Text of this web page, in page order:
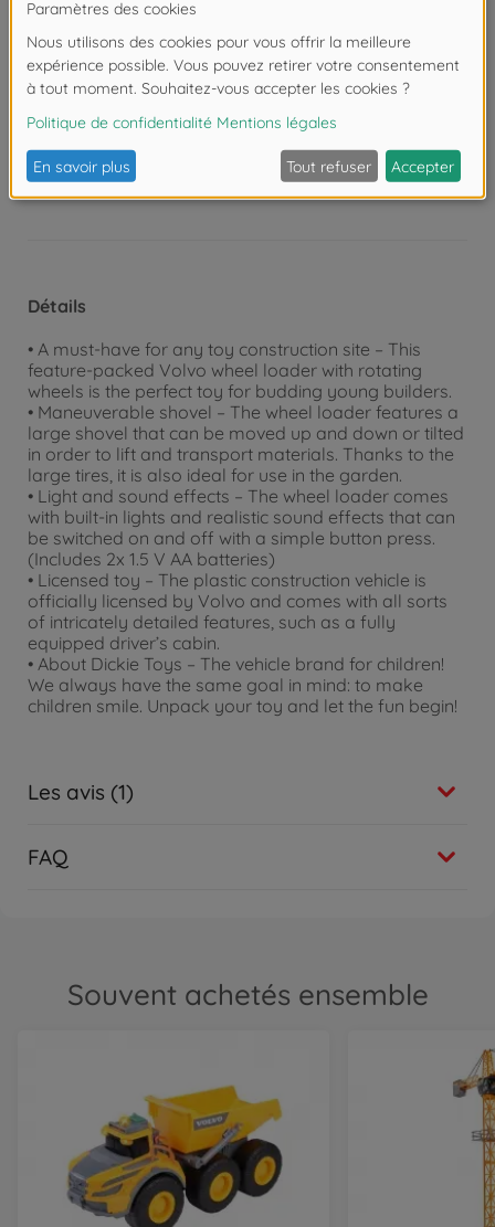
également ses premiers pas dans l’initiation à la
l’extérieur, l’enfant est assuré de s’amuser avec Dickie
Toys !
Attention !
Ne convient pas aux enfants de
moins de 3 ans. Risque d'asphyxie lié à la
présence de pièces de petite taille.
Détails
• A must-have for any toy construction site – This
feature-packed Volvo wheel loader with rotating
wheels is the perfect toy for budding young builders.
• Maneuverable shovel – The wheel loader features a
large shovel that can be moved up and down or tilted
in order to lift and transport materials. Thanks to the
large tires, it is also ideal for use in the garden.
• Light and sound effects – The wheel loader comes
with built-in lights and realistic sound effects that can
be switched on and off with a simple button press.
(Includes 2x 1.5 V AA batteries)
• Licensed toy – The plastic construction vehicle is
officially licensed by Volvo and comes with all sorts
of intricately detailed features, such as a fully
equipped driver’s cabin.
• About Dickie Toys – The vehicle brand for children!
We always have the same goal in mind: to make
children smile. Unpack your toy and let the fun begin!
Les avis (1)
FAQ
Souvent achetés ensemble